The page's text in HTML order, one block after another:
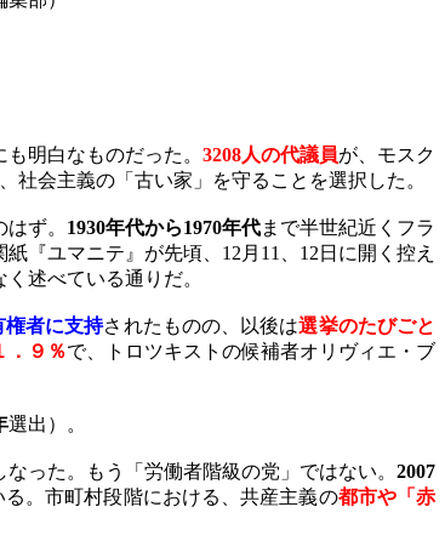
明白なものだった。 3208人の代議員が、モスク
社会主義の「古い家」を守ることを選択した。
ず。 1930年代から1970年代まで半世紀近くフラ
紙『ユマニテ』が先頃、 12 月 11 12 日に開く控え
述べている通りだ。
権者に支持されたものの、以後は選挙のたびごと
．９％で、トロツキストの候補者オリヴィエ・ブ
選出）。
った。もう「労働者階級の党」ではない。 2007
る。市町村段階における、共産主義の都市や「赤